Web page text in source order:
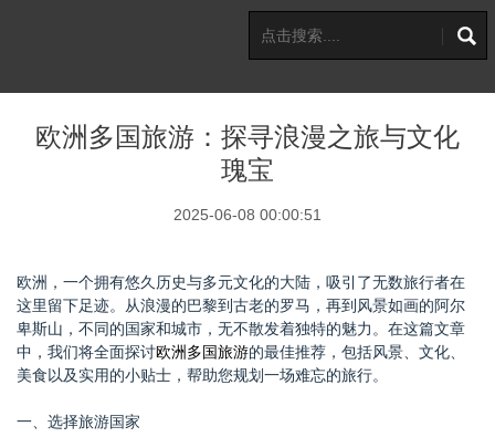
欧洲多国旅游：探寻浪漫之旅与文化
瑰宝
2025-06-08 00:00:51
欧洲，一个拥有悠久历史与多元文化的大陆，吸引了无数旅行者在
这里留下足迹。从浪漫的巴黎到古老的罗马，再到风景如画的阿尔
卑斯山，不同的国家和城市，无不散发着独特的魅力。在这篇文章
中，我们将全面探讨欧洲多国旅游的最佳推荐，包括风景、文化、
美食以及实用的小贴士，帮助您规划一场难忘的旅行。
一、选择旅游国家